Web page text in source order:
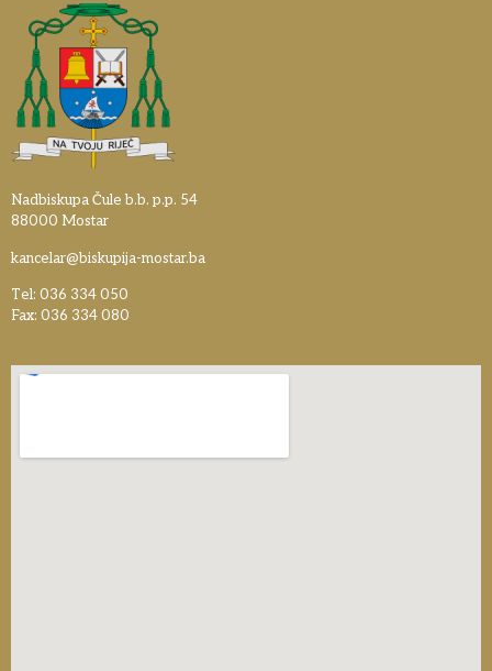
Nadbiskupa Čule b.b. p.p. 54
88000 Mostar
kancelar@biskupija-mostar.ba
Tel: 036 334 050
Fax: 036 334 080